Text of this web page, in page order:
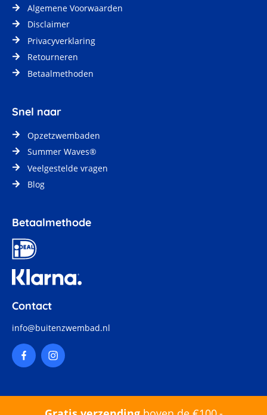
Algemene Voorwaarden
Disclaimer
Privacyverklaring
Retourneren
Betaalmethoden
Snel naar
Opzetzwembaden
Summer Waves®
Veelgestelde vragen
Blog
Betaalmethode
Contact
info@buitenzwembad.nl